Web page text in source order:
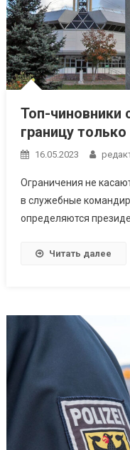
Топ-чиновники
границу
16.05.2023
Ограничения не
в служебные
определяются
Читать далее